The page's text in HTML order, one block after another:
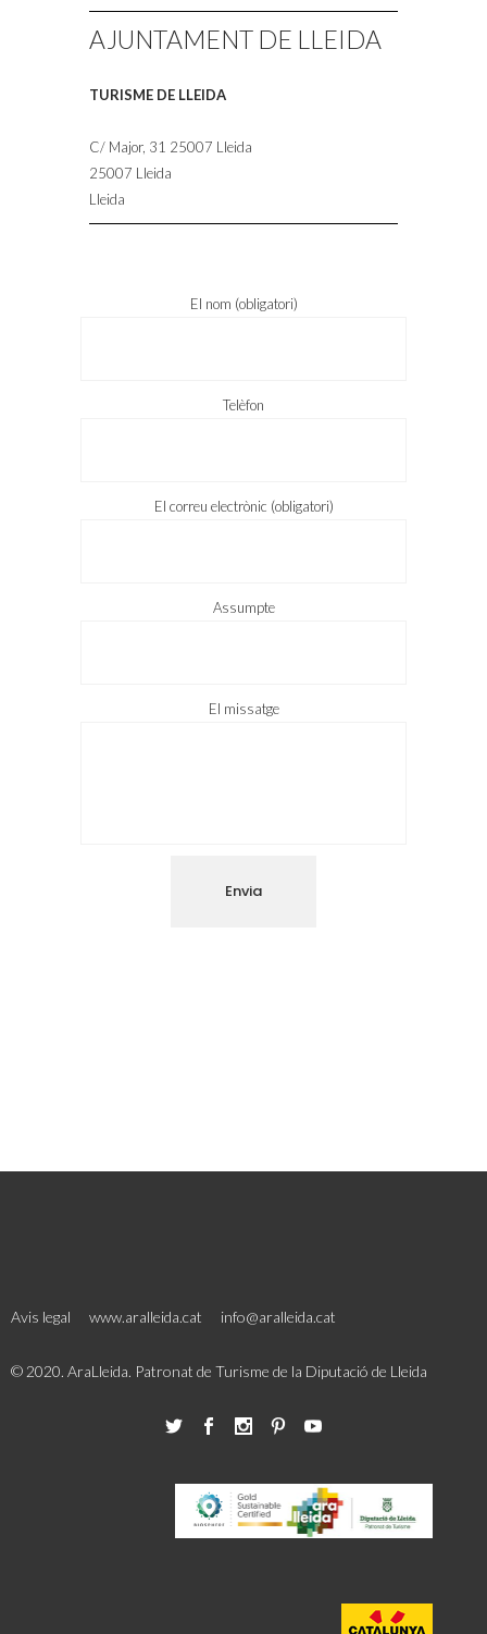
AJUNTAMENT DE LLEIDA
TURISME DE LLEIDA
C/ Major, 31 25007 Lleida
25007 Lleida
Lleida
El nom (obligatori)
Telèfon
El correu electrònic (obligatori)
Assumpte
El missatge
Avis legal www.aralleida.cat info@aralleida.cat
© 2020. AraLleida. Patronat de Turisme de la Diputació de Lleida